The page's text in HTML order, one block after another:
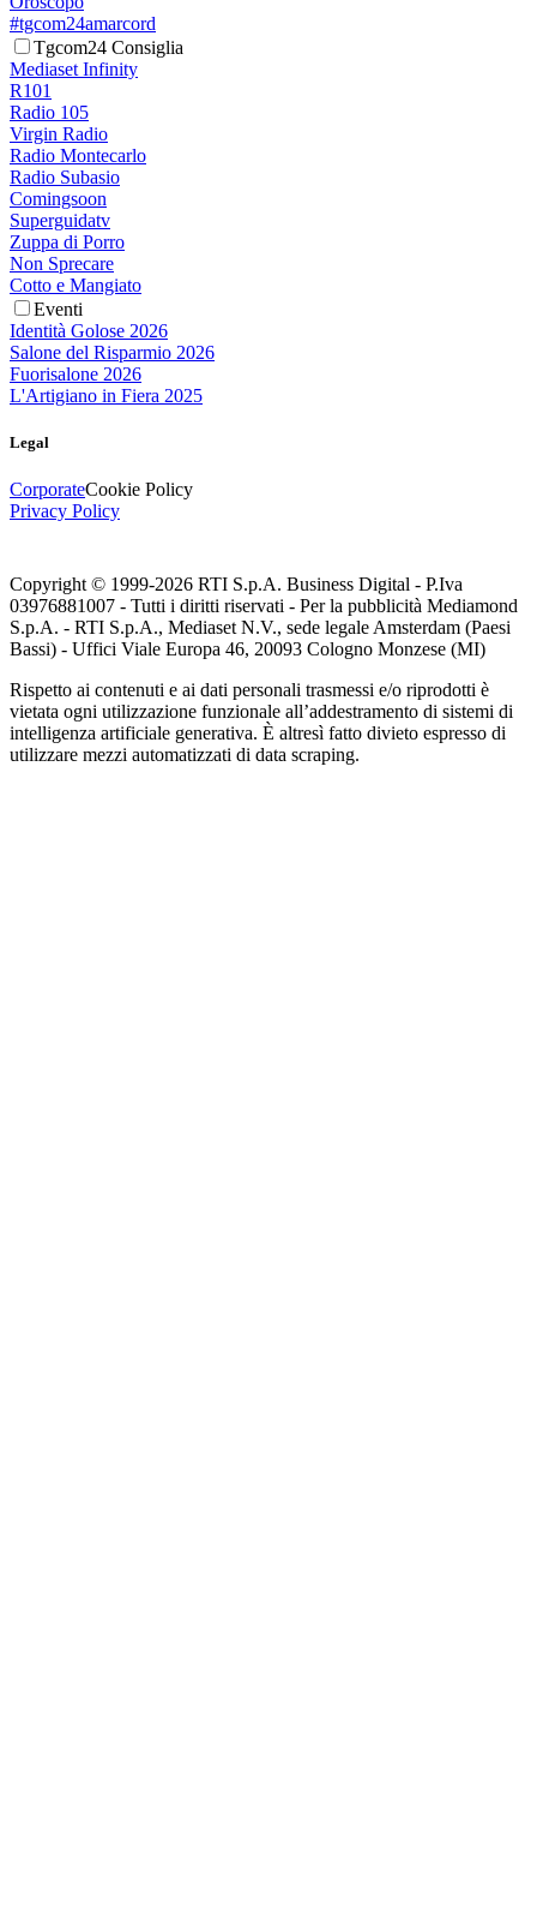
#tgcom24amarcord
Tgcom24 Consiglia
Mediaset Infinity
R101
Radio 105
Virgin Radio
Radio Montecarlo
Radio Subasio
Comingsoon
Superguidatv
Zuppa di Porro
Non Sprecare
Cotto e Mangiato
Eventi
Identità Golose 2026
Salone del Risparmio 2026
Fuorisalone 2026
L'Artigiano in Fiera 2025
Legal
CorporateCookie Policy
Privacy Policy
Copyright © 1999-2026 RTI S.p.A. Business Digital - P.Iva
03976881007 - Tutti i diritti riservati - Per la pubblicità Mediamond
S.p.A. - RTI S.p.A., Mediaset N.V., sede legale Amsterdam (Paesi
Bassi) - Uffici Viale Europa 46, 20093 Cologno Monzese (MI)
Rispetto ai contenuti e ai dati personali trasmessi e/o riprodotti è
vietata ogni utilizzazione funzionale all’addestramento di sistemi di
intelligenza artificiale generativa. È altresì fatto divieto espresso di
utilizzare mezzi automatizzati di data scraping.